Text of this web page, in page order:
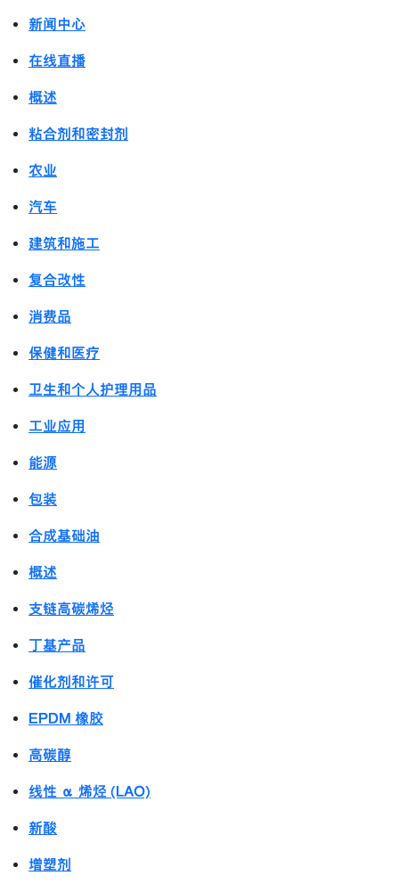
新闻中心
在线直播
概述
粘合剂和密封剂
农业
汽车
建筑和施工
复合改性
消费品
保健和医疗
卫生和个人护理用品
工业应用
能源
包装
合成基础油
概述
支链高碳烯烃
丁基产品
催化剂和许可
EPDM 橡胶
高碳醇
线性 α 烯烃 (LAO)
新酸
增塑剂